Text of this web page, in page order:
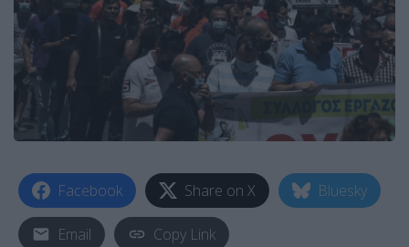
Facebook Share on X Bluesky
Email Copy Link